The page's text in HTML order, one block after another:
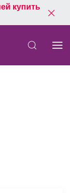
купить